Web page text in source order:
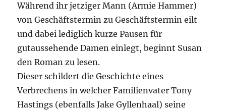
Während ihr jetziger Mann (Armie Hammer)
von Geschäftstermin zu Geschäftstermin eilt
und dabei lediglich kurze Pausen für
gutaussehende Damen einlegt, beginnt Susan
den Roman zu lesen.
Dieser schildert die Geschichte eines
Verbrechens in welcher Familienvater Tony
Hastings (ebenfalls Jake Gyllenhaal) seine